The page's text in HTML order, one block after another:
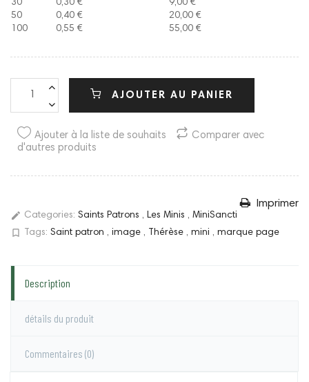
30
0,30 €
9,00 €
50
0,40 €
20,00 €
100
0,55 € 55,00 €
AJOUTER AU PANIER
Ajouter à la liste de souhaits
Comparer avec
d'autres produits
Imprimer
edit Categories: Saints Patrons , Les Minis , MiniSancti
bookmark_border Tags: Saint patron , image , Thérèse , mini , marque page
Description
détails du produit
Commentaires (0)